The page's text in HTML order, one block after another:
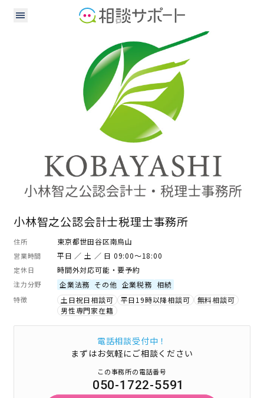
税理士
小林智之公認会計士税理士事務所
住所 東京都世田谷区南烏山
営業時間 平日 ／ 土 ／ 日 09:00～18:00
定休日 時間外対応可能・要予約
注力分野 企業法務 その他 企業税務 相続
特徴 土日祝日相談可 平日19時以降相談可
無料相談可
男性専門家在籍
電話相談受付中！
まずはお気軽にご相談ください
この事務所の電話番号
050-1722-5591